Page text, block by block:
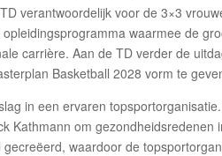
verantwoordelijk voor de 3×3
waarmee de
carrière. Aan de TD verder de
Basketball 2028 vorm te
in een ervaren
Kathmann om
waardoor de